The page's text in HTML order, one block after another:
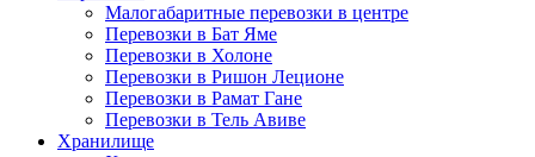
Малогабаритные перевозки в центре
Перевозки в Бат Яме
Перевозки в Холоне
Перевозки в Ришон Леционе
Перевозки в Рамат Гане
Перевозки в Тель Авиве
Хранилище